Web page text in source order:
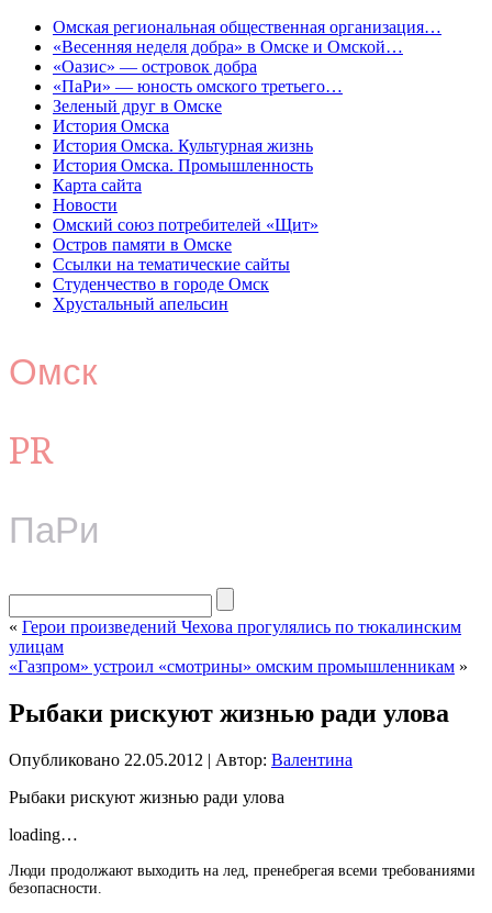
Омская региональная общественная организация…
«Весенняя неделя добра» в Омске и Омской…
«Оазис» — островок добра
«ПаРи» — юность омского третьего…
Зеленый друг в Омске
История Омска
История Омска. Культурная жизнь
История Омска. Промышленность
Карта сайта
Новости
Омский союз потребителей «Щит»
Остров памяти в Омске
Ссылки на тематические сайты
Студенчество в городе Омск
Хрустальный апельсин
Омск
PR
ПаРи
« Герои произведений Чехова прогулялись по тюкалинским
улицам
«Газпром» устроил «смотрины» омским промышленникам »
Рыбаки рискуют жизнью ради улова
Опубликовано 22.05.2012 | Автор: Валентина
Рыбаки рискуют жизнью ради улова
loading…
Люди продолжают выходить на лед, пренебрегая всеми требованиями
безопасности.